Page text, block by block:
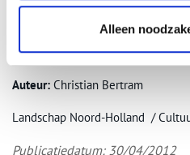
Alleen
Elswout. Foto: CH Bertram, 2012
Auteur: Christian Bertram
Landschap Noord-Holland /
Publicatiedatum: 30/04/2012